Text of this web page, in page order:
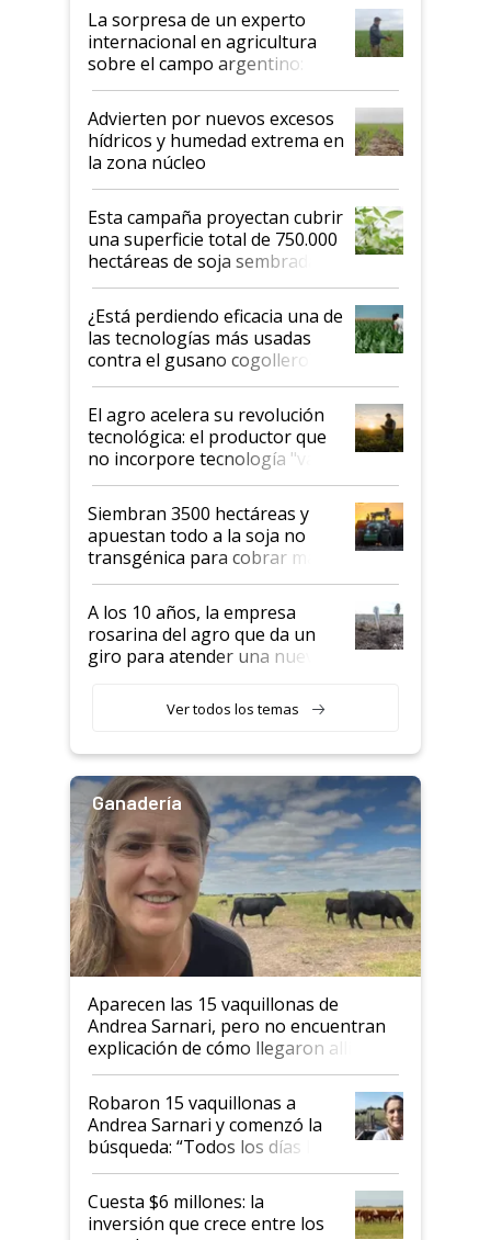
La sorpresa de un experto
internacional en agricultura
sobre el campo argentino:
"Estoy muy impresionado"
Advierten por nuevos excesos
hídricos y humedad extrema en
la zona núcleo
Esta campaña proyectan cubrir
una superficie total de 750.000
hectáreas de soja sembradas
con una nueva generación de
variedades que marcan un
salto tecnológico en genética y
rendimiento
¿Está perdiendo eficacia una de
las tecnologías más usadas
contra el gusano cogollero? El
desafío de una tecnología clave
El agro acelera su revolución
tecnológica: el productor que
no incorpore tecnología "va a
perder el tren"
Siembran 3500 hectáreas y
apuestan todo a la soja no
transgénica para cobrar más
por tonelada: compraron un
semillero
A los 10 años, la empresa
rosarina del agro que da un
giro para atender una nueva
Ver todos los temas
Ganadería
Aparecen las 15 vaquillonas de
Andrea Sarnari, pero no encuentran
explicación de cómo llegaron allí
Robaron 15 vaquillonas a
Andrea Sarnari y comenzó la
búsqueda: “Todos los días le
toca a algún productor”
Cuesta $6 millones: la
inversión que crece entre los